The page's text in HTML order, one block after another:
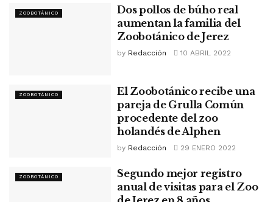
ZOOBOTÁNICO
Dos pollos de búho real
aumentan la familia del
Zoobotánico de Jerez
by Redacción 10 ABRIL 2022
ZOOBOTÁNICO
El Zoobotánico recibe una
pareja de Grulla Común
procedente del zoo
holandés de Alphen
by Redacción 29 ENERO 2022
ZOOBOTÁNICO
Segundo mejor registro
anual de visitas para el Zoo